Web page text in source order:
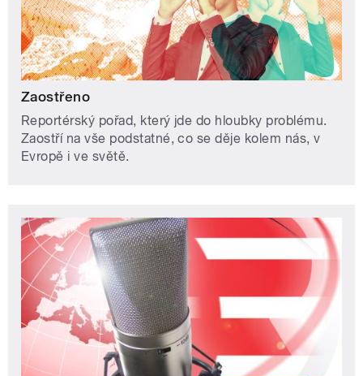
Zaostřeno
Reportérský pořad, který jde do hloubky problému.
Zaostří na vše podstatné, co se děje kolem nás, v
Evropě i ve světě.